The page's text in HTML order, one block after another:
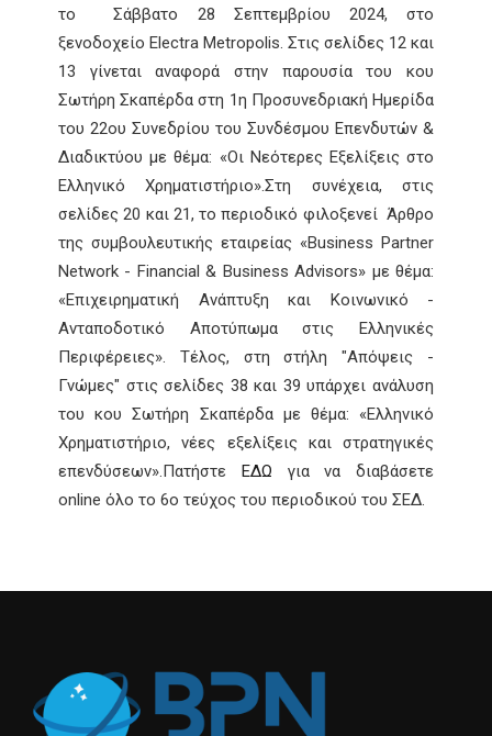
το Σάββατο 28 Σεπτεμβρίου 2024, στο
ξενοδοχείο Electra Metropolis. Στις σελίδες 12 και
13 γίνεται αναφορά στην παρουσία του κου
Σωτήρη Σκαπέρδα στη 1η Προσυνεδριακή Ημερίδα
του 22ου Συνεδρίου του Συνδέσμου Επενδυτών &
Διαδικτύου με θέμα: «Οι Νεότερες Εξελίξεις στο
Ελληνικό Χρηματιστήριο».Στη συνέχεια, στις
σελίδες 20 και 21, το περιοδικό φιλοξενεί Άρθρο
της συμβουλευτικής εταιρείας «Business Partner
Network - Financial & Business Advisors» με θέμα:
«Επιχειρηματική Ανάπτυξη και Κοινωνικό -
Ανταποδοτικό Αποτύπωμα στις Ελληνικές
Περιφέρειες». Τέλος, στη στήλη "Απόψεις -
Γνώμες" στις σελίδες 38 και 39 υπάρχει ανάλυση
του κου Σωτήρη Σκαπέρδα με θέμα: «Ελληνικό
Χρηματιστήριο, νέες εξελίξεις και στρατηγικές
επενδύσεων».Πατήστε ΕΔΩ για να διαβάσετε
online όλο το 6ο τεύχος του περιοδικού του ΣΕΔ.